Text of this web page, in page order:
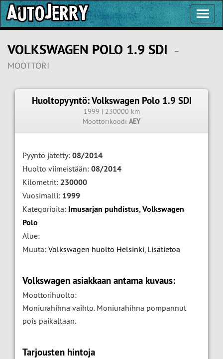
VOLKSWAGEN POLO 1.9 SDI
–
MOOTTORI
Huoltopyyntö: Volkswagen Polo 1.9 SDI
1999 | 230000 km
Moottorikoodi AEY
Pyyntö jätetty: 08/2014
Huolto viimeistään: 08/2014
Kilometrit: 230000
Vuosimalli: 1999
Kategorioita: Imusarjan puhdistus,Volkswagen
Polo
Alue:
Muuta: Volkswagen huolto Helsinki, Lisätietoa
Volkswagen asiakkaan antama kuvaus:
Moottorihuolto:
Moniurahihna vaihto. Moniurahihna pompannut
pois paikaltaan.
Tarjousten hintoja